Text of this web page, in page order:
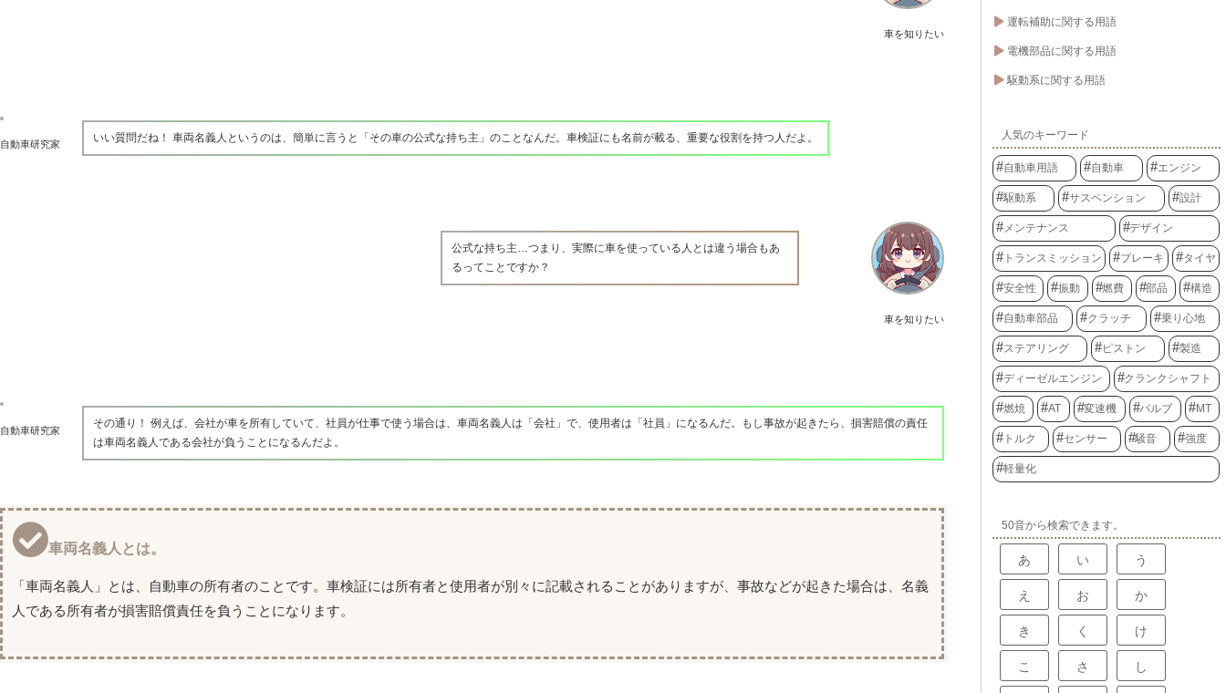
車を知りたい
自動車研究家
いい質問だね！ 車両名義人というのは、簡単に言うと「その車の公式な持ち主」のことなんだ。車検証にも名前が載る、重要な役割を持つ人だよ。
車を知りたい
公式な持ち主…つまり、実際に車を使っている人とは違う場合もあ
るってことですか？
自動車研究家
その通り！ 例えば、会社が車を所有していて、社員が仕事で使う場合は、車両名義人は「会社」で、使用者は「社員」になるんだ。もし事故が起きたら、損害賠償の責任
は車両名義人である会社が負うことになるんだよ。
車両名義人とは。
「車両名義人」とは、自動車の所有者のことです。車検証には所有者と使用者が別々に記載されることがありますが、事故などが起きた場合は、名義
人である所有者が損害賠償責任を負うことになります。
運転補助に関する用語
電機部品に関する用語
駆動系に関する用語
人気のキーワード
自動車用語 自動車 エンジン
駆動系 サスペンション 設計
メンテナンス デザイン
トランスミッション ブレーキ タイヤ
安全性 振動 燃費 部品 構造
自動車部品 クラッチ 乗り心地
ステアリング ピストン 製造
ディーゼルエンジン クランクシャフト
燃焼 AT 変速機 バルブ MT
トルク センサー 騒音 強度
軽量化
50音から検索できます。
あ い う
え お か
き く け
こ さ し